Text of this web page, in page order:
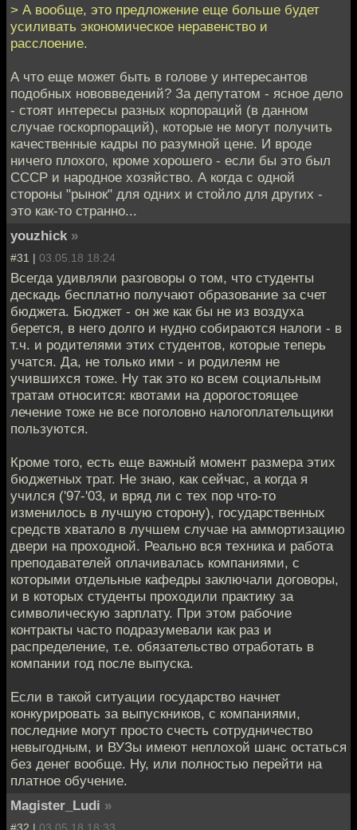
> А вообще, это предложение еще больше будет
усиливать экономическое неравенство и
расслоение.
А что еще может быть в голове у интересантов
подобных нововведений? За депутатом - ясное дело
- стоят интересы разных корпораций (в данном
случае госкорпораций), которые не могут получить
качественные кадры по разумной цене. И вроде
ничего плохого, кроме хорошего - если бы это был
СССР и народное хозяйство. А когда с одной
стороны "рынок" для одних и стойло для других -
это как-то странно...
youzhick »
#31 | 03.05.18 18:24
Всегда удивляли разговоры о том, что студенты
дескадь бесплатно получают образование за счет
бюджета. Бюджет - он же как бы не из воздуха
берется, в него долго и нудно собираются налоги - в
т.ч. и родителями этих студентов, которые теперь
учатся. Да, не только ими - и родилеям не
учившихся тоже. Ну так это ко всем социальным
тратам относится: квотами на дорогостоящее
лечение тоже не все поголовно налогоплательщики
пользуются.
Кроме того, есть еще важный момент размера этих
бюджетных трат. Не знаю, как сейчас, а когда я
учился ('97-'03, и вряд ли с тех пор что-то
изменилось в лучшую сторону), государственных
средств хватало в лучшем случае на аммортизацию
двери на проходной. Реально вся техника и работа
преподавателей оплачивалась компаниями, с
которыми отдельные кафедры заключали договоры,
и в которых студенты проходили практику за
символическую зарплату. При этом рабочие
контракты часто подразумевали как раз и
распределение, т.е. обязательство отработать в
компании год после выпуска.
Если в такой ситуации государство начнет
конкурировать за выпускников, с компаниями,
последние могут просто счесть сотрудничество
невыгодным, и ВУЗы имеют неплохой шанс остаться
без денег вообще. Ну, или полностью перейти на
платное обучение.
Magister_Ludi »